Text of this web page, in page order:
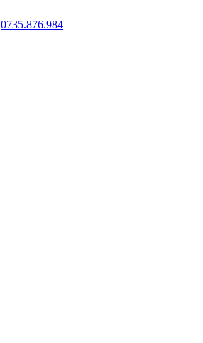
0735.876.984